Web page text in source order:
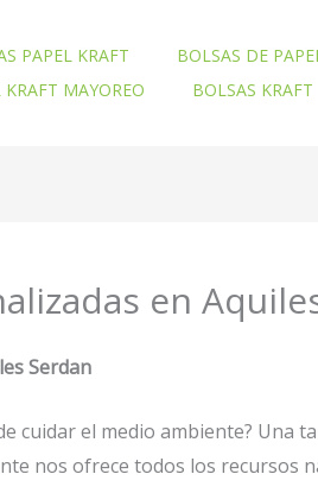
PAPEL KRAFT BOLSAS DE
MAYOREO
BOLSAS KRAFT
en
Serdan
cuidar el medio ambiente?
nos ofrece todos los recursos